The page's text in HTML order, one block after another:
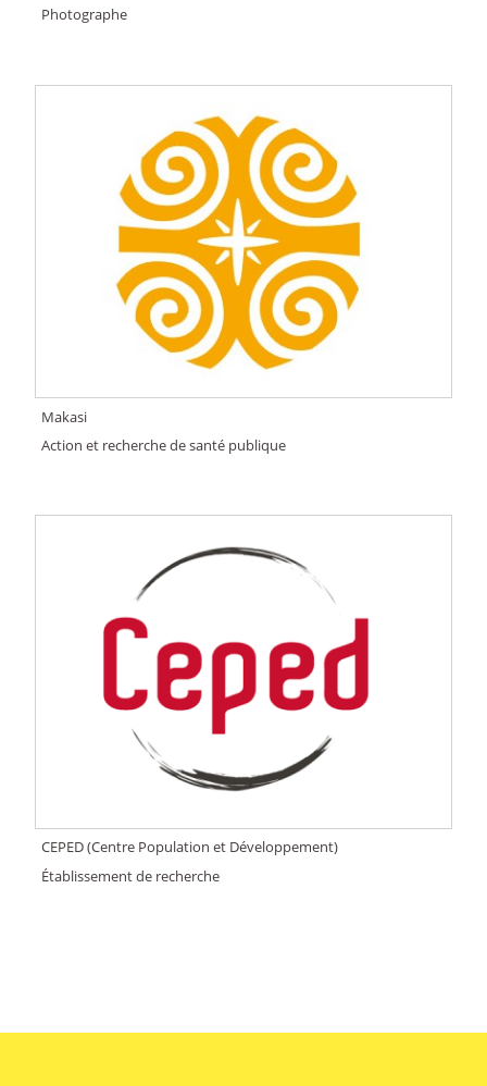
Photographe
Makasi
Action et recherche de santé publique
CEPED (Centre Population et Développement)
Établissement de recherche